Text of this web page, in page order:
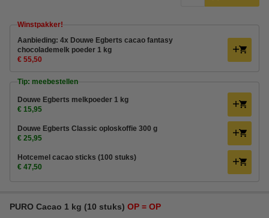
Winstpakker!
Aanbieding: 4x Douwe Egberts cacao fantasy
chocolademelk poeder 1 kg
€ 55,50
Tip: meebestellen
Douwe Egberts melkpoeder 1 kg
€ 15,95
Douwe Egberts Classic oploskoffie 300 g
€ 25,95
Hotcemel cacao sticks (100 stuks)
€ 47,50
PURO Cacao 1 kg (10 stuks) OP = OP